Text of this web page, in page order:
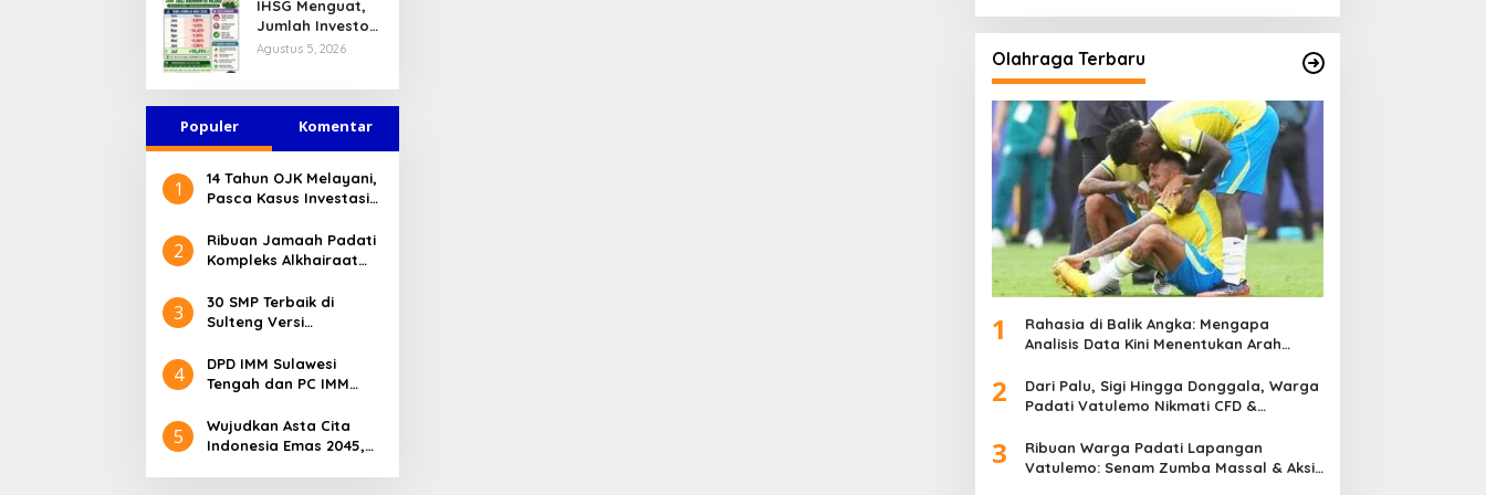
Jasa Keuangan
Tetap Terjaga
IHSG Menguat,
Jumlah Investor
Pasar Modal
Agustus 5, 2026
Populer Komentar
1
14 Tahun OJK Melayani,
Pasca Kasus Investasi
Sulteng Menilai Peran
OJK Sangat Penting
2
Ribuan Jamaah Padati
Kompleks Alkhairaat
Nasional dan Daerah
Hadir
3
30 SMP Terbaik di
Sulteng Versi
4
DPD IMM Sulawesi
Tengah dan PC IMM
Mantan Kapolresta
Palu
5
Wujudkan Asta Cita
Indonesia Emas 2045,
Olahraga Terbaru
1
Rahasia di Balik Angka: Mengapa
Analisis Data Kini Menentukan Arah
2
Dari Palu, Sigi Hingga Donggala, Warga
Padati Vatulemo Nikmati CFD &
3
Ribuan Warga Padati Lapangan
Vatulemo: Senam Zumba Massal & Aksi